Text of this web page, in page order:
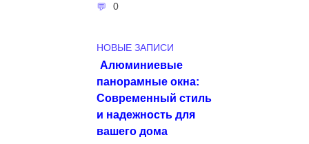
0
НОВЫЕ ЗАПИСИ
Алюминиевые
панорамные окна:
Современный стиль
и надежность для
вашего дома